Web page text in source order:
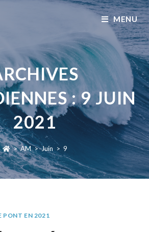
MENU
: 9 JUIN
2021
> AM > Juin > 9
PONT EN 2021